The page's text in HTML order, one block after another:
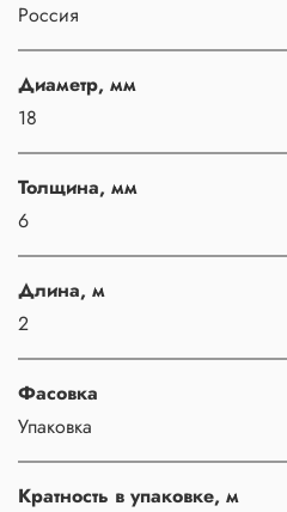
Россия
Диаметр, мм
18
Толщина, мм
6
Длина, м
2
Фасовка
Упаковка
Кратность в упаковке, м